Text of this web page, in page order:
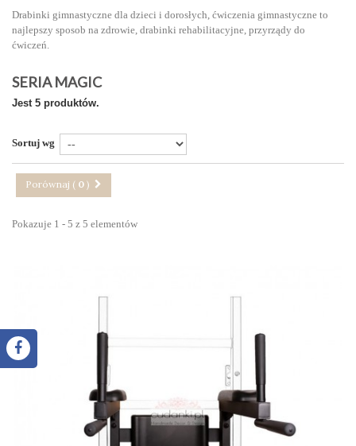
Drabinki gimnastyczne dla dzieci i dorosłych, ćwiczenia gimnastyczne to
najlepszy sposob na zdrowie, drabinki rehabilitacyjne, przyrządy do
ćwiczeń.
SERIA MAGIC
Jest 5 produktów.
Sortuj wg
Porównaj ( 0 )
Pokazuje 1 - 5 z 5 elementów